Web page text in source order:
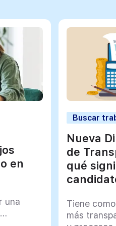
en
una
Buscar
Nueva
de
qué
Tiene
más